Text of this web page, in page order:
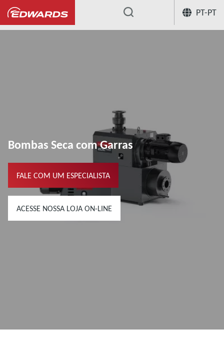
PT-PT
...
Bombas Seca com Garras
FALE COM UM ESPECIALISTA
ACESSE NOSSA LOJA ON-LINE